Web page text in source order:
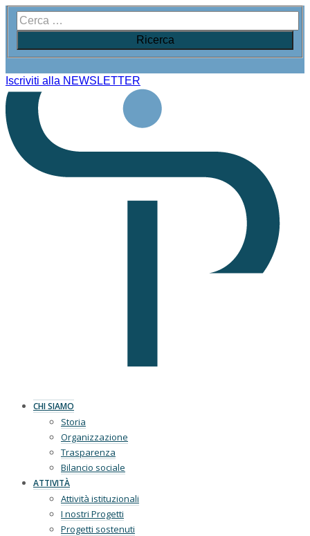
Iscriviti alla NEWSLETTER
CHI SIAMO
Storia
Organizzazione
Trasparenza
Bilancio sociale
ATTIVITÀ
Attività istituzionali
I nostri Progetti
Progetti sostenuti